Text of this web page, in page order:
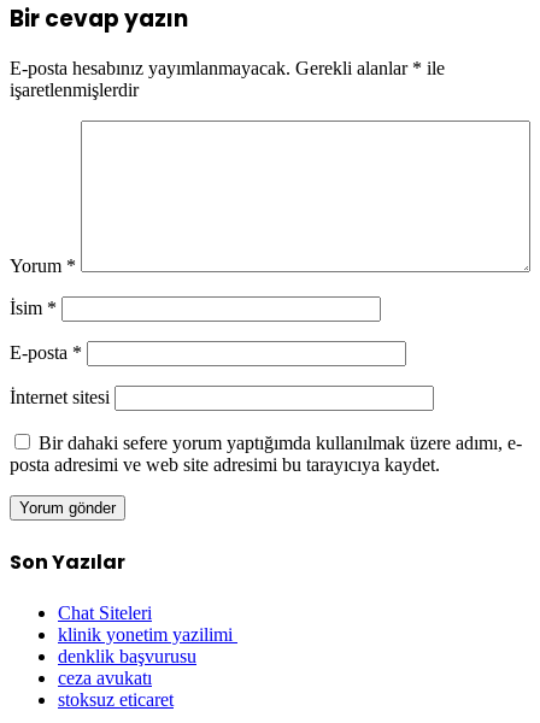
Bir cevap yazın
E-posta hesabınız yayımlanmayacak. Gerekli alanlar * ile
işaretlenmişlerdir
Yorum *
İsim *
E-posta *
İnternet sitesi
Bir dahaki sefere yorum yaptığımda kullanılmak üzere adımı, e-
posta adresimi ve web site adresimi bu tarayıcıya kaydet.
Son Yazılar
Chat Siteleri
klinik yonetim yazilimi
denklik başvurusu
ceza avukatı
stoksuz eticaret